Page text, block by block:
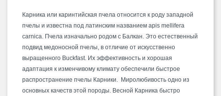
Карника или каринтийская пчела относится к роду западной
пчелы и известна под латинским названием apis mellifera
carnica. Пчела изначально родом с Балкан. Это естественный
подвид медоносной пчелы, в отличие от искусственно
выращенного Buckfast. Их эффективность и хорошая
адаптация к изменчивому климату обеспечили быстрое
распространение пчелы Карники. Миролюбивость одно из
основных качеств этой породы. Весной Карника быстро